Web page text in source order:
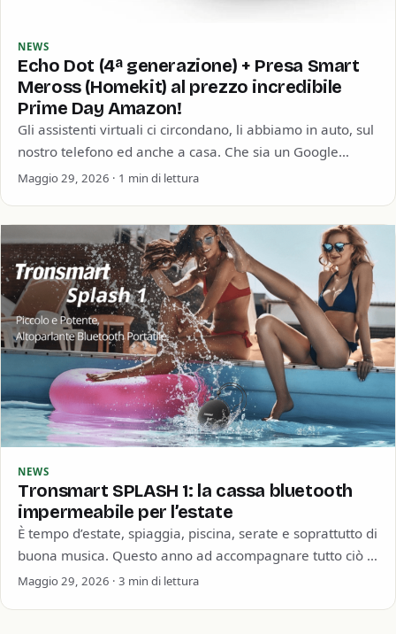
NEWS
Echo Dot (4ª generazione) + Presa Smart
Meross (Homekit) al prezzo incredibile
Prime Day Amazon!
Gli assistenti virtuali ci circondano, li abbiamo in auto, sul
nostro telefono ed anche a casa. Che sia un Google
Home, un…
Maggio 29, 2026 · 1 min di lettura
NEWS
Tronsmart SPLASH 1: la cassa bluetooth
impermeabile per l’estate
È tempo d’estate, spiaggia, piscina, serate e soprattutto di
buona musica. Questo anno ad accompagnare tutto ciò ci
pensa Tronsmart con la…
Maggio 29, 2026 · 3 min di lettura